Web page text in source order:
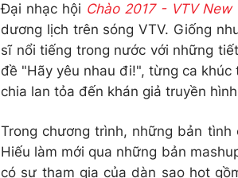
Đại nhạc hội Chào 2017 - VTV New
dương lịch trên sóng VTV. Giống
sĩ nổi tiếng trong nước với những
đề "Hãy yêu nhau đi!", từng ca
chia lan tỏa đến khán giả truyền
Trong chương trình, những bản
Hiếu làm mới qua những bản
có sự tham gia của dàn sao hot